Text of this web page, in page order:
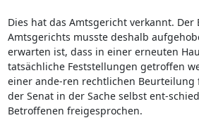
Dies hat das Amtsgericht verkannt. Der
Amtsgerichts musste deshalb
erwarten ist, dass in einer erneuten
tatsächliche Feststellungen getroffen
einer ande-ren rechtlichen
der Senat in der Sache selbst ent-
Betroffenen freigesprochen.